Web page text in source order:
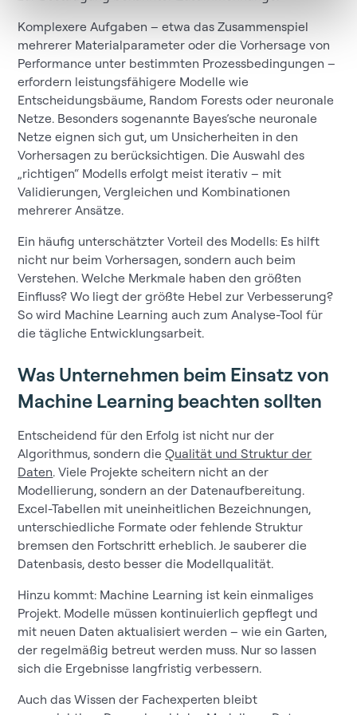
Komplexere Aufgaben – etwa das Zusammenspiel
mehrerer Materialparameter oder die Vorhersage von
Performance unter bestimmten Prozessbedingungen –
erfordern leistungsfähigere Modelle wie
Entscheidungsbäume, Random Forests oder neuronale
Netze. Besonders sogenannte Bayes’sche neuronale
Netze eignen sich gut, um Unsicherheiten in den
Vorhersagen zu berücksichtigen. Die Auswahl des
„richtigen“ Modells erfolgt meist iterativ – mit
Validierungen, Vergleichen und Kombinationen
mehrerer Ansätze.
Ein häufig unterschätzter Vorteil des Modells: Es hilft
nicht nur beim Vorhersagen, sondern auch beim
Verstehen. Welche Merkmale haben den größten
Einfluss? Wo liegt der größte Hebel zur Verbesserung?
So wird Machine Learning auch zum Analyse-Tool für
die tägliche Entwicklungsarbeit.
Was Unternehmen beim Einsatz von
Machine Learning beachten sollten
Entscheidend für den Erfolg ist nicht nur der
Algorithmus, sondern dieQualität und Struktur der
Daten. Viele Projekte scheitern nicht an der
Modellierung, sondern an der Datenaufbereitung.
Excel-Tabellen mit uneinheitlichen Bezeichnungen,
unterschiedliche Formate oder fehlende Struktur
bremsen den Fortschritt erheblich. Je sauberer die
Datenbasis, desto besser die Modellqualität.
Hinzu kommt: Machine Learning ist kein einmaliges
Projekt. Modelle müssen kontinuierlich gepflegt und
mit neuen Daten aktualisiert werden – wie ein Garten,
der regelmäßig betreut werden muss. Nur so lassen
sich die Ergebnisse langfristig verbessern.
Auch das Wissen der Fachexperten bleibt